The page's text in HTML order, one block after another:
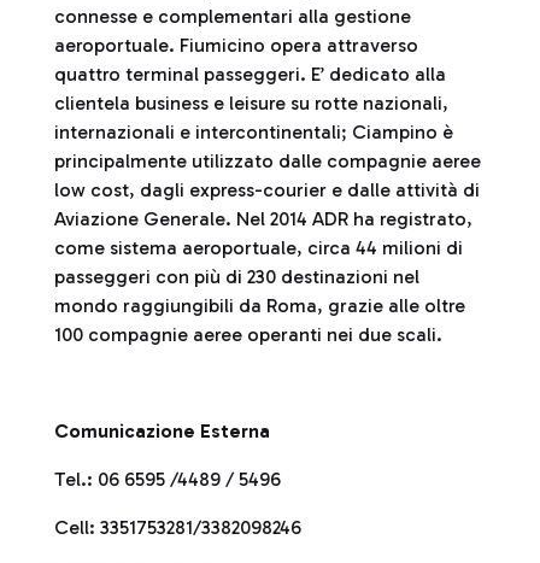
connesse e complementari alla gestione
aeroportuale. Fiumicino opera attraverso
quattro terminal passeggeri. E’ dedicato alla
clientela business e leisure su rotte nazionali,
internazionali e intercontinentali; Ciampino è
principalmente utilizzato dalle compagnie aeree
low cost, dagli express-courier e dalle attività di
Aviazione Generale. Nel 2014 ADR ha registrato,
come sistema aeroportuale, circa 44 milioni di
passeggeri con più di 230 destinazioni nel
mondo raggiungibili da Roma, grazie alle oltre
100 compagnie aeree operanti nei due scali.
Comunicazione Esterna
Tel.: 06 6595 /4489 / 5496
Cell: 3351753281/3382098246